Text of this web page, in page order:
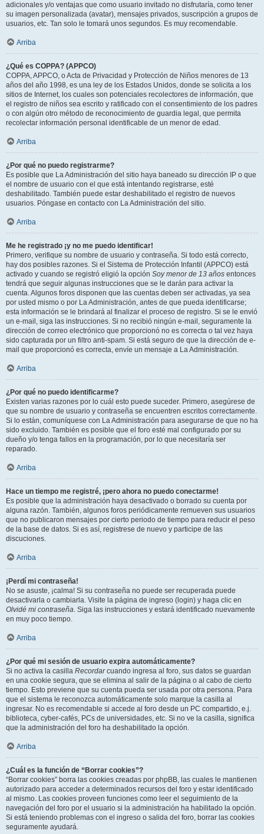
adicionales y/o ventajas que como usuario invitado no disfrutaría, como tener
su imagen personalizada (avatar), mensajes privados, suscripción a grupos de
usuarios, etc. Tan solo le tomará unos segundos. Es muy recomendable.
Arriba
¿Qué es COPPA? (APPCO)
COPPA, APPCO, o Acta de Privacidad y Protección de Niños menores de 13
años del año 1998, es una ley de los Estados Unidos, donde se solicita a los
sitios de Internet, los cuales son potenciales recolectores de información, que
el registro de niños sea escrito y ratificado con el consentimiento de los padres
o con algún otro método de reconocimiento de guardia legal, que permita
recolectar información personal identificable de un menor de edad.
Arriba
¿Por qué no puedo registrarme?
Es posible que La Administración del sitio haya baneado su dirección IP o que
el nombre de usuario con el que está intentando registrarse, esté
deshabilitado. También puede estar deshabilitado el registro de nuevos
usuarios. Póngase en contacto con La Administración del sitio.
Arriba
Me he registrado ¡y no me puedo identificar!
Primero, verifique su nombre de usuario y contraseña. Si todo está correcto,
hay dos posibles razones. Si el Sistema de Protección Infantil (APPCO) está
activado y cuando se registró eligió la opción Soy menor de 13 años entonces
tendrá que seguir algunas instrucciones que se le darán para activar la
cuenta. Algunos foros disponen que las cuentas deben ser activadas, ya sea
por usted mismo o por La Administración, antes de que pueda identificarse;
esta información se le brindará al finalizar el proceso de registro. Si se le envió
un e-mail, siga las instrucciones. Si no recibió ningún e-mail, seguramente la
dirección de correo electrónico que proporcionó no es correcta o tal vez haya
sido capturada por un filtro anti-spam. Si está seguro de que la dirección de e-
mail que proporcionó es correcta, envíe un mensaje a La Administración.
Arriba
¿Por qué no puedo identificarme?
Existen varias razones por lo cuál esto puede suceder. Primero, asegúrese de
que su nombre de usuario y contraseña se encuentren escritos correctamente.
Si lo están, comuníquese con La Administración para asegurarse de que no ha
sido excluido. También es posible que el foro esté mal configurado por su
dueño y/o tenga fallos en la programación, por lo que necesitaría ser
reparado.
Arriba
Hace un tiempo me registré, ¡pero ahora no puedo conectarme!
Es posible que la administración haya desactivado o borrado su cuenta por
alguna razón. También, algunos foros periódicamente remueven sus usuarios
que no publicaron mensajes por cierto periodo de tiempo para reducir el peso
de la base de datos. Si es así, registrese de nuevo y participe de las
discuciones.
Arriba
¡Perdí mi contraseña!
No se asuste, ¡calma! Si su contraseña no puede ser recuperada puede
desactivarla o cambiarla. Visite la página de ingreso (login) y haga clic en
Olvidé mi contraseña. Siga las instrucciones y estará identificado nuevamente
en muy poco tiempo.
Arriba
¿Por qué mi sesión de usuario expira automáticamente?
Si no activa la casilla Recordarcuando ingresa al foro, sus datos se guardan
en una cookie segura, que se elimina al salir de la página o al cabo de cierto
tiempo. Esto previene que su cuenta pueda ser usada por otra persona. Para
que el sistema le reconozca automáticamente solo marque la casilla al
ingresar. No es recomendable si accede al foro desde un PC compartido, e.j.
biblioteca, cyber-cafés, PCs de universidades, etc. Si no ve la casilla, significa
que la administración del foro ha deshabilitado la opción.
Arriba
¿Cuál es la función de “Borrar cookies”?
“Borrar cookies” borra las cookies creadas por phpBB, las cuales le mantienen
autorizado para acceder a determinados recursos del foro y estar identificado
al mismo. Las cookies proveen funciones como leer el seguimiento de la
navegación del foro por el usuario si la administración ha habilitado la opción.
Si está teniendo problemas con el ingreso o salida del foro, borrar las cookies
seguramente ayudará.